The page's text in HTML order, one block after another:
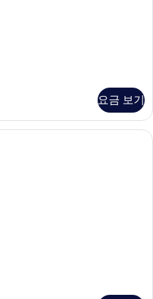
요금 보기
미니바, 객실 내 금고, 책상, 다리미/다